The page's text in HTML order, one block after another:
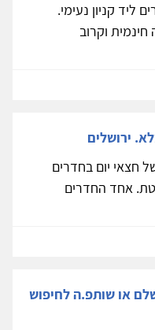
ונעימה, בעלת 2 חדרים ליד קניון נעימי.
וקרוב
ירושלים
חצאי יום בחדרים
אחד החדרים
או שותפ.ה לחיפוש